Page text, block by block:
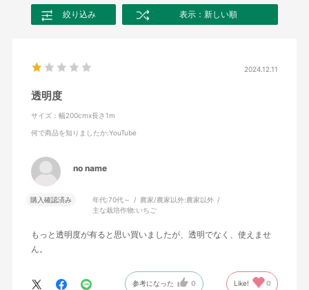
絞り込み 表示：新しい順
2024.12.11
透明度
サイズ：幅200cmx長さ1m
何で商品を知りましたか:YouTube
no name
購入確認済み 年代:70代～ 農家/農家以外:農家以外
主な栽培作物:いちご
もっと透明度が有ると思い買いましたが、透明でなく、使えませ
ん。
参考になった 0 Like! 0